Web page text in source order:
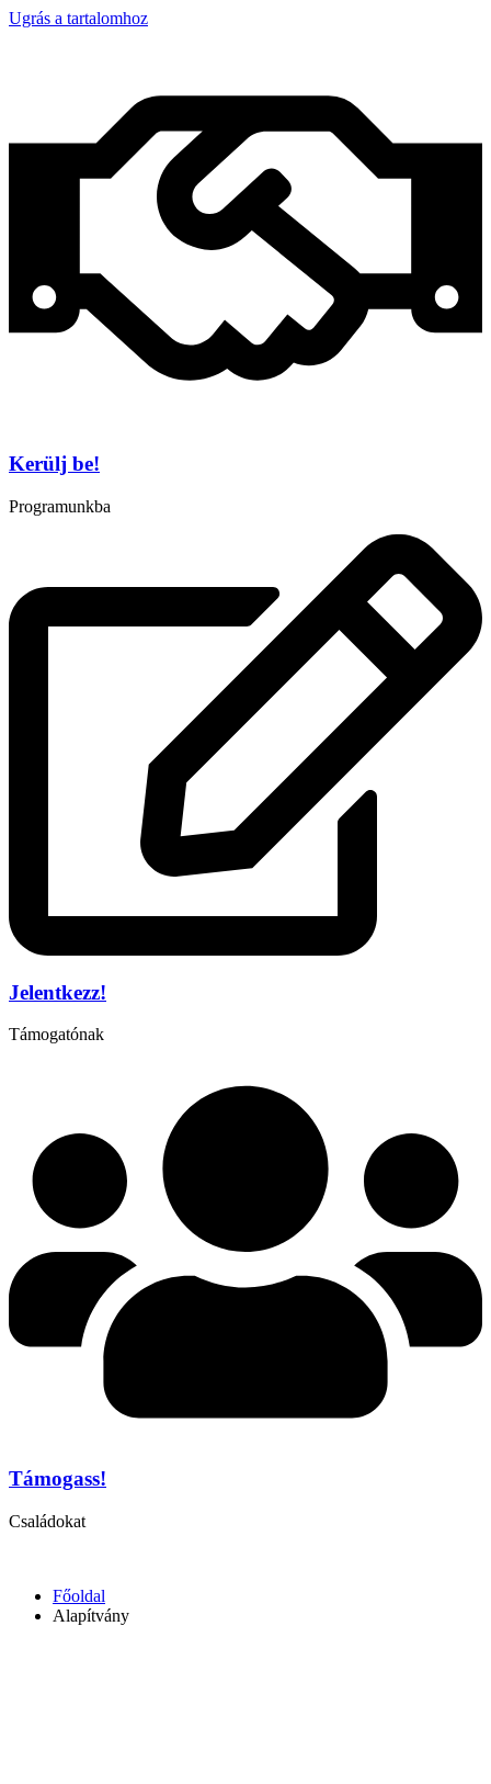
Ugrás a tartalomhoz
Kerülj be!
Programunkba
Jelentkezz!
Támogatónak
Támogass!
Családokat
Főoldal
Alapítvány